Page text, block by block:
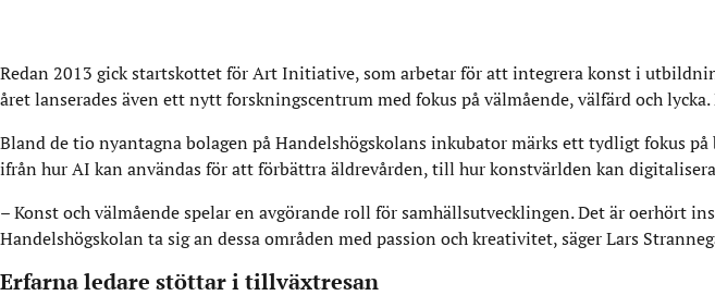
Redan 2013 gick startskottet för Art Initiative, som arbetar för att integrera konst i
året lanserades även ett nytt forskningscentrum med fokus på välmående, välfärd och
Bland de tio nyantagna bolagen på Handelshögskolans inkubator märks ett tydligt fokus
ifrån hur AI kan användas för att förbättra äldrevården, till hur konstvärlden kan
– Konst och välmående spelar en avgörande roll för samhällsutvecklingen. Det är oerhört
Handelshögskolan ta sig an dessa områden med passion och kreativitet, säger Lars
Erfarna ledare stöttar i tillväxtresan